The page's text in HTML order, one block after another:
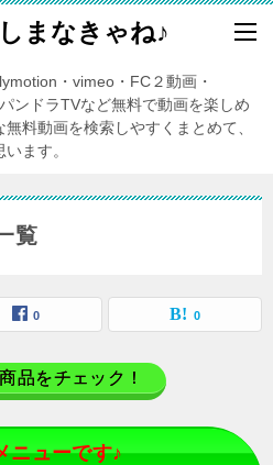
まなきゃね♪
・vimeo・FC２動画・
ンドラTVなど無料で動画を楽しめ
料動画を検索しやすくまとめて、
ます。
覧
0 0
品をチェック！
ニューです♪